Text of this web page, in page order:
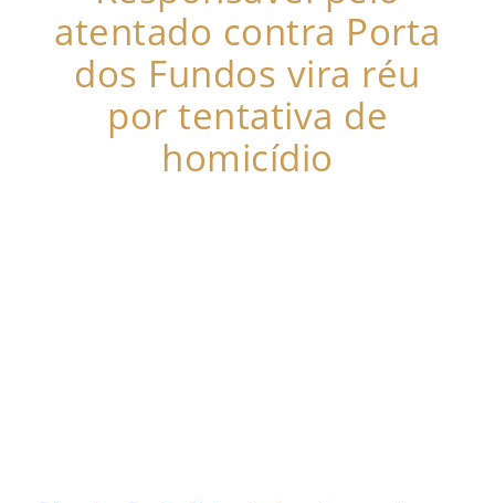
atentado contra Porta
dos Fundos vira réu
por tentativa de
homicídio